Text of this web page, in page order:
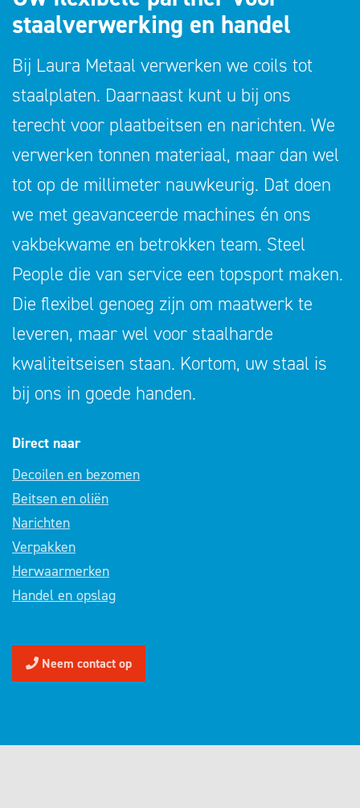
staalverwerking en handel
Bij Laura Metaal verwerken we coils tot
staalplaten. Daarnaast kunt u bij ons
terecht voor plaatbeitsen en narichten. We
verwerken tonnen materiaal, maar dan wel
tot op de millimeter nauwkeurig. Dat doen
we met geavanceerde machines én ons
vakbekwame en betrokken team. Steel
People die van service een topsport maken.
Die flexibel genoeg zijn om maatwerk te
leveren, maar wel voor staalharde
kwaliteitseisen staan. Kortom, uw staal is
bij ons in goede handen.
Direct naar
Decoilen en bezomen
Beitsen en oliën
Narichten
Verpakken
Herwaarmerken
Handel en opslag
Neem contact op